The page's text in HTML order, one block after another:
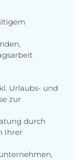
Urlaubs- und
zur
durch
Ihrer